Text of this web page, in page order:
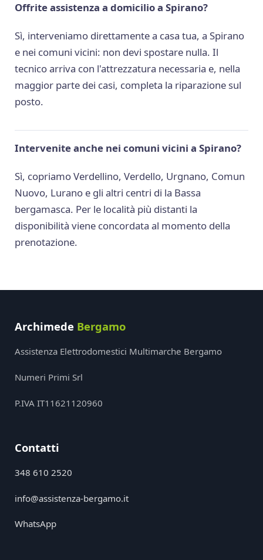
Offrite assistenza a domicilio a Spirano?
Sì, interveniamo direttamente a casa tua, a Spirano
e nei comuni vicini: non devi spostare nulla. Il
tecnico arriva con l'attrezzatura necessaria e, nella
maggior parte dei casi, completa la riparazione sul
posto.
Intervenite anche nei comuni vicini a Spirano?
Sì, copriamo Verdellino, Verdello, Urgnano, Comun
Nuovo, Lurano e gli altri centri di la Bassa
bergamasca. Per le località più distanti la
disponibilità viene concordata al momento della
prenotazione.
Archimede Bergamo
Assistenza Elettrodomestici Multimarche Bergamo
Numeri Primi Srl
P.IVA IT11621120960
Contatti
348 610 2520
info@assistenza-bergamo.it
WhatsApp